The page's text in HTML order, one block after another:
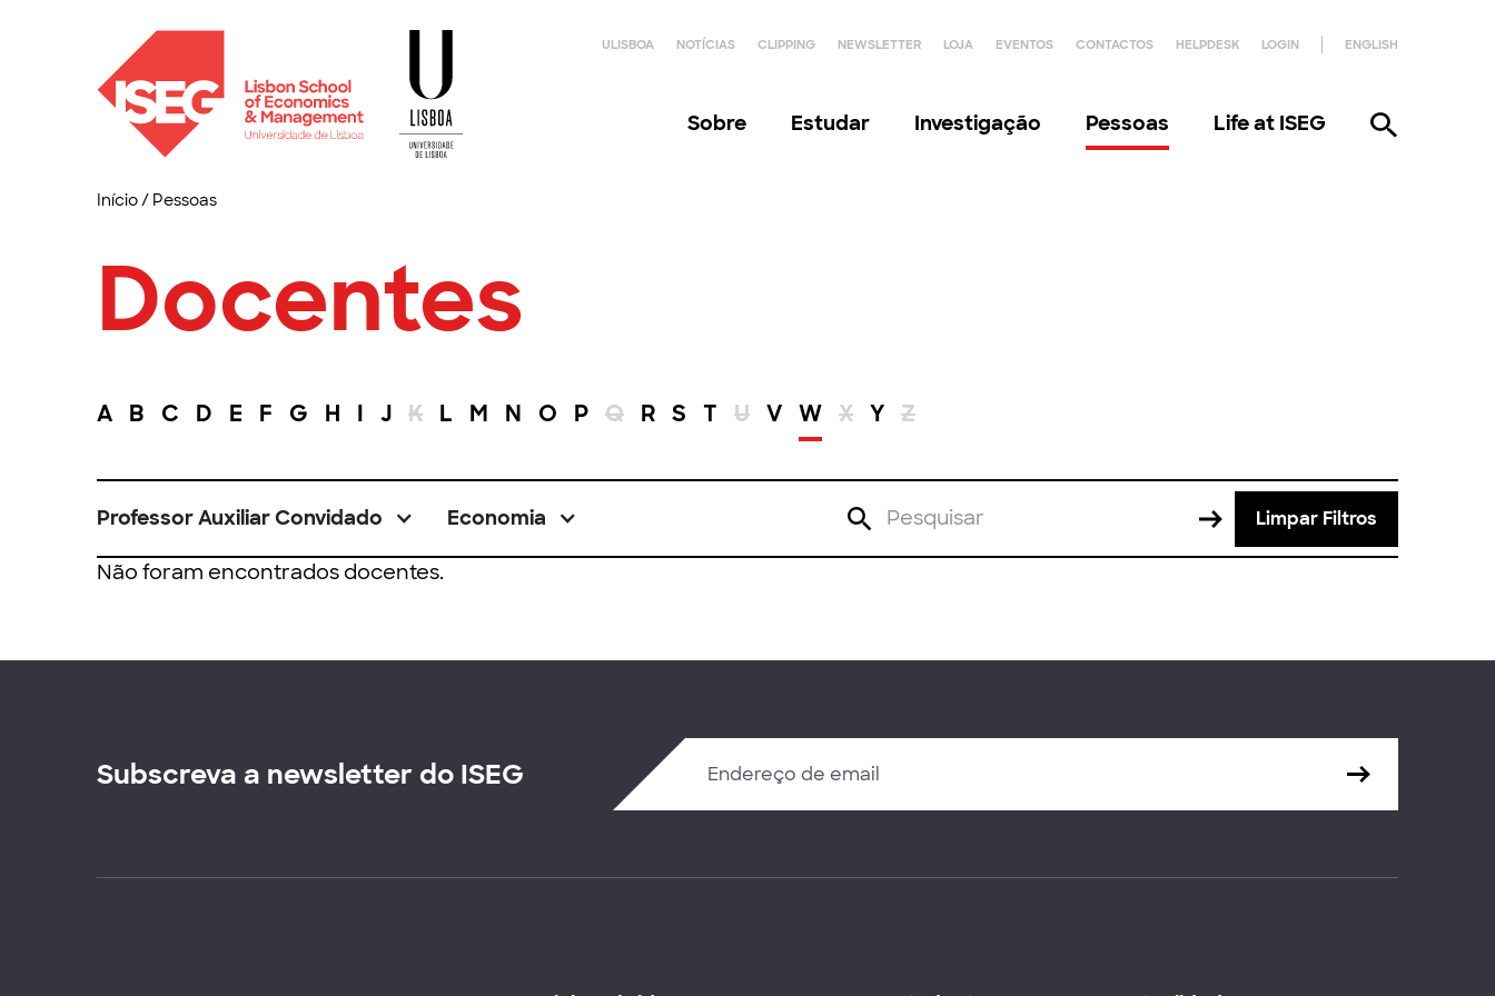
ULISBOA NOTÍCIAS CLIPPING NEWSLETTER LOJA EVENTOS CONTACTOS HELPDESK LOGIN ENGLISH
Sobre Estudar Investigação Pessoas Life at ISEG
Início/ Pessoas
Docentes
A B C D E F G H I J K L M N O P Q R S T U V W X Y Z
Professor Auxiliar Convidado Economia Limpar Filtros
Não foram encontrados docentes.
Subscreva a newsletter do ISEG